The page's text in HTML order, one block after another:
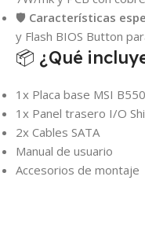
🛡️ Características
y Flash BIOS Button
📦 ¿Qué
1x Placa base MSI
1x Panel trasero I/O
2x Cables SATA
Manual de usuario
Accesorios de montaje